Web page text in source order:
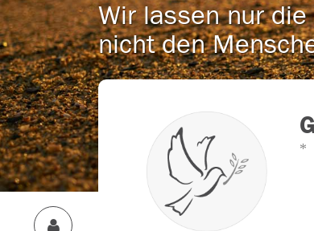
Wir lassen nur
nicht den